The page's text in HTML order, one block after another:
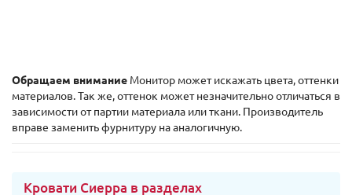
Обращаем внимание Монитор может искажать цвета, оттенки
материалов. Так же, оттенок может незначительно отличаться в
зависимости от партии материала или ткани. Производитель
вправе заменить фурнитуру на аналогичную.
Кровати Сиерра в разделах